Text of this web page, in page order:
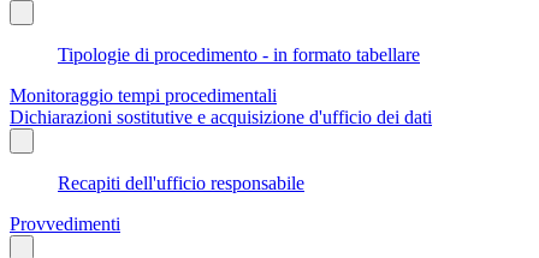
Tipologie di procedimento - in formato tabellare
Monitoraggio tempi procedimentali
Dichiarazioni sostitutive e acquisizione d'ufficio dei dati
Recapiti dell'ufficio responsabile
Provvedimenti